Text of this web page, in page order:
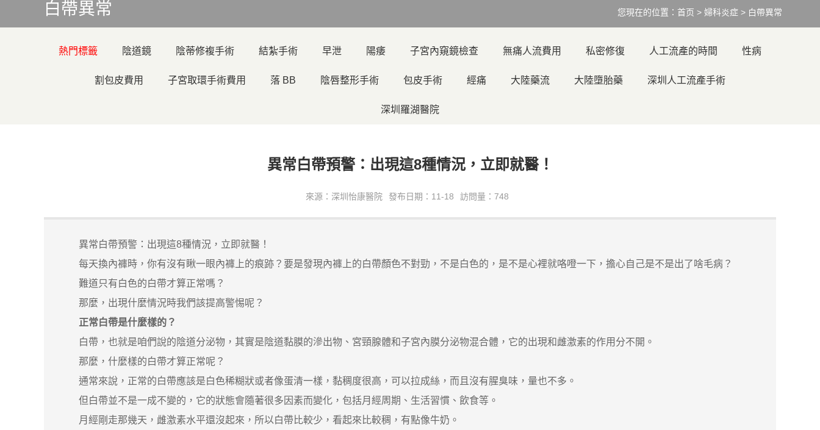
白帶異常 您現在的位置： 首页 > 婦科炎症 > 白帶異常
熱門標籤 陰道鏡 陰蒂修複手術 結紮手術 早泄 陽痿 子宮內窺鏡檢查 無痛人流費用 私密修復 人工流產的時間 性病
割包皮費用 子宮取環手術費用 落 BB 陰唇整形手術 包皮手術 經痛 大陸藥流 大陸墮胎藥 深圳人工流產手術
深圳羅湖醫院
異常白帶預警：出現這8種情況，立即就醫！
來源：深圳怡康醫院 發布日期：11-18 訪問量：748
異常白帶預警：出現這8種情況，立即就醫！
每天換內褲時，你有沒有瞅一眼內褲上的痕跡？要是發現內褲上的白帶顏色不對勁，不是白色的，是不是心裡就咯噔一下，擔心自己是不是出了啥毛病？
難道只有白色的白帶才算正常嗎？
那麼，出現什麼情況時我們該提高警惕呢？
正常白帶是什麼樣的？
白帶，也就是咱們說的陰道分泌物，其實是陰道黏膜的滲出物、宮頸腺體和子宮內膜分泌物混合體，它的出現和雌激素的作用分不開。
那麼，什麼樣的白帶才算正常呢？
通常來說，正常的白帶應該是白色稀糊狀或者像蛋清一樣，黏稠度很高，可以拉成絲，而且沒有腥臭味，量也不多。
但白帶並不是一成不變的，它的狀態會隨著很多因素而變化，包括月經周期、生活習慣、飲食等。
月經剛走那幾天，雌激素水平還沒起來，所以白帶比較少，看起來比較稠，有點像牛奶。